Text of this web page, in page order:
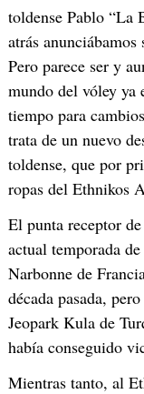
toldense Pablo “La
atrás
Pero parece ser y
mundo del vóley ya
tiempo para
trata de un nuevo
toldense, que por
ropas del Ethnikos
El punta receptor
actual temporada
Narbonne de
década pasada,
Jeopark Kula de
había conseguido
Mientras tanto, al